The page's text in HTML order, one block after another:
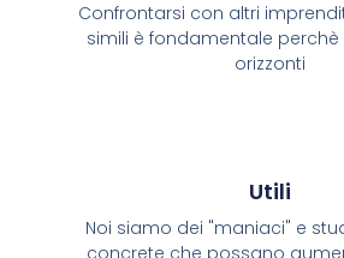
Confrontarsi con altri
simili è fondamentale
orizzonti
Utili
Noi siamo dei "maniaci" e